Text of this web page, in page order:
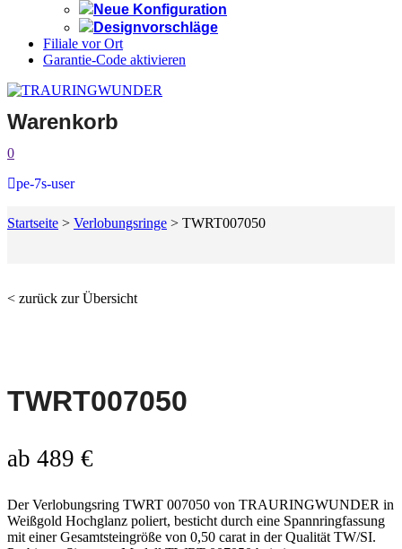
Neue Konfiguration
Designvorschläge
Filiale vor Ort
Garantie-Code aktivieren
Warenkorb
0
pe-7s-user
Startseite > Verlobungsringe > TWRT007050
< zurück zur Übersicht
TWRT007050
ab 489 €
Der Verlobungsring TWRT 007050 von TRAURINGWUNDER in
Weißgold Hochglanz poliert, besticht durch eine Spannringfassung
mit einer Gesamtsteingröße von 0,50 carat in der Qualität TW/SI.